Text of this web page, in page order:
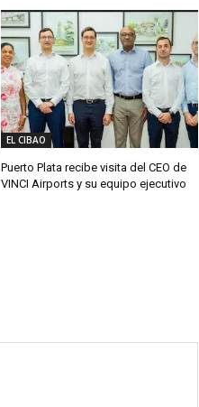
EL CIBAO
Puerto Plata recibe visita del CEO de
VINCI Airports y su equipo ejecutivo